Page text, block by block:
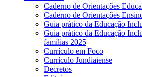
Caderno de Orientações
Caderno de Orientações
Guia prático da Educação
Guia prático da Educação
famílias 2025
Currículo em Foco
Currículo Jundiaiense
Decretos